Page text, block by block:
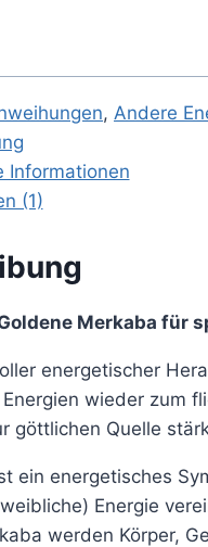
, Andere
Informationen
(1)
Merkaba für
energetischer
wieder zum
göttlichen Quelle
ein energetisches
Energie
werden Körper,